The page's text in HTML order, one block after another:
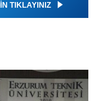
TIKLAYINIZ